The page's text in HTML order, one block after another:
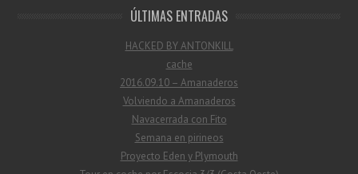
ÚLTIMAS ENTRADAS
HACKED BY ANTONKILL
cache
2016.09.10 – Amanaderos
Volviendo a Amanaderos
Navacerrada con Fito
Semana en pirineos
Proyecto Eden y Plymouth